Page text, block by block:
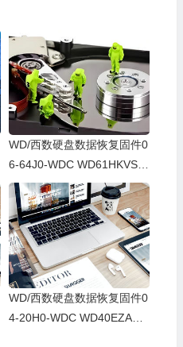
WD/西数硬盘数据恢复固件0
6-64J0-WDC WD61HKVS-7
8AUSY0-80-00A80-WD-WX
22D2143CAS-00060064-27
00
WD/西数硬盘数据恢复固件0
4-20H0-WDC WD40EZAZ-0